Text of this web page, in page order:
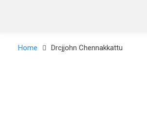
Home Drcjjohn Chennakkattu